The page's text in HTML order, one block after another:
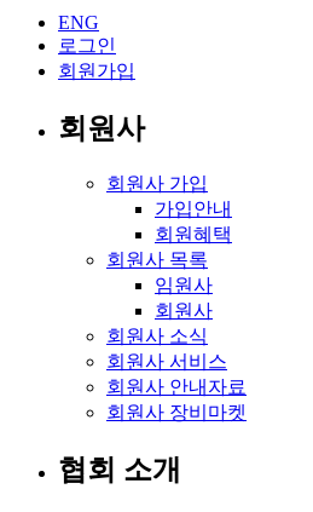
ENG
로그인
회원가입
회원사
회원사 가입
가입안내
회원혜택
회원사 목록
임원사
회원사
회원사 소식
회원사 서비스
회원사 안내자료
회원사 장비마켓
협회 소개